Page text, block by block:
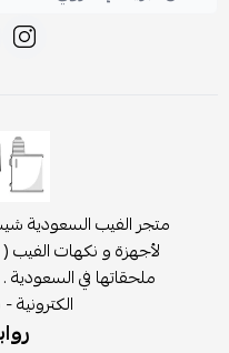
متجر الفيب السعودية شيشة
لأجهزة و نكهات الفيب (
ملحقاتها في السعودية .
الكترونية -
روابط